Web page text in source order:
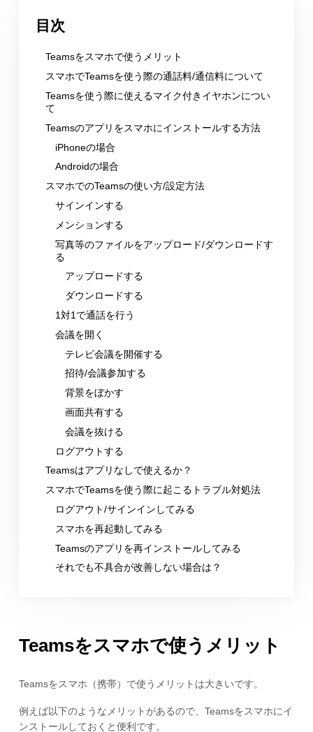
目次
Teamsをスマホで使うメリット
スマホでTeamsを使う際の通話料/通信料について
Teamsを使う際に使えるマイク付きイヤホンについ
て
Teamsのアプリをスマホにインストールする方法
iPhoneの場合
Androidの場合
スマホでのTeamsの使い方/設定方法
サインインする
メンションする
写真等のファイルをアップロード/ダウンロードす
る
アップロードする
ダウンロードする
1対1で通話を行う
会議を開く
テレビ会議を開催する
招待/会議参加する
背景をぼかす
画面共有する
会議を抜ける
ログアウトする
Teamsはアプリなしで使えるか？
スマホでTeamsを使う際に起こるトラブル対処法
ログアウト/サインインしてみる
スマホを再起動してみる
Teamsのアプリを再インストールしてみる
それでも不具合が改善しない場合は？
Teamsをスマホで使うメリット
Teamsをスマホ（携帯）で使うメリットは大きいです。
例えば以下のようなメリットがあるので、Teamsをスマホにイ
ンストールしておくと便利です。